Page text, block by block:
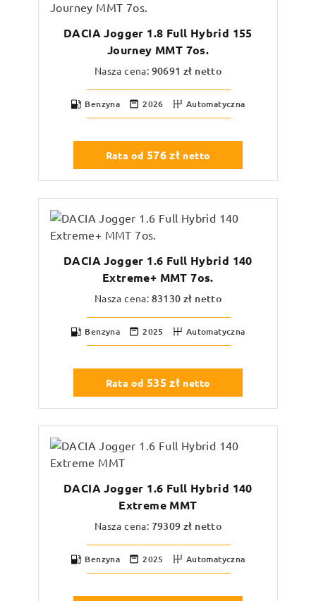
DACIA Jogger 1.8 Full Hybrid 155
Journey MMT 7os.
Nasza cena: 90691 zł netto
Benzyna 2026 Automatyczna
Rata od 576zł netto
DACIA Jogger 1.6 Full Hybrid 140
Extreme+ MMT 7os.
Nasza cena: 83130 zł netto
Benzyna 2025 Automatyczna
Rata od 535zł netto
DACIA Jogger 1.6 Full Hybrid 140
Extreme MMT
Nasza cena: 79309 zł netto
Benzyna 2025 Automatyczna